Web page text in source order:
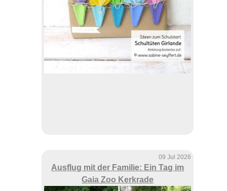
09 Jul 2026
Ausflug mit der Familie: Ein Tag im
Gaia Zoo Kerkrade